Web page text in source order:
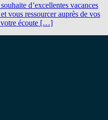
d’excellentes vacances
vous ressourcer auprès de vos
votre écoute […]